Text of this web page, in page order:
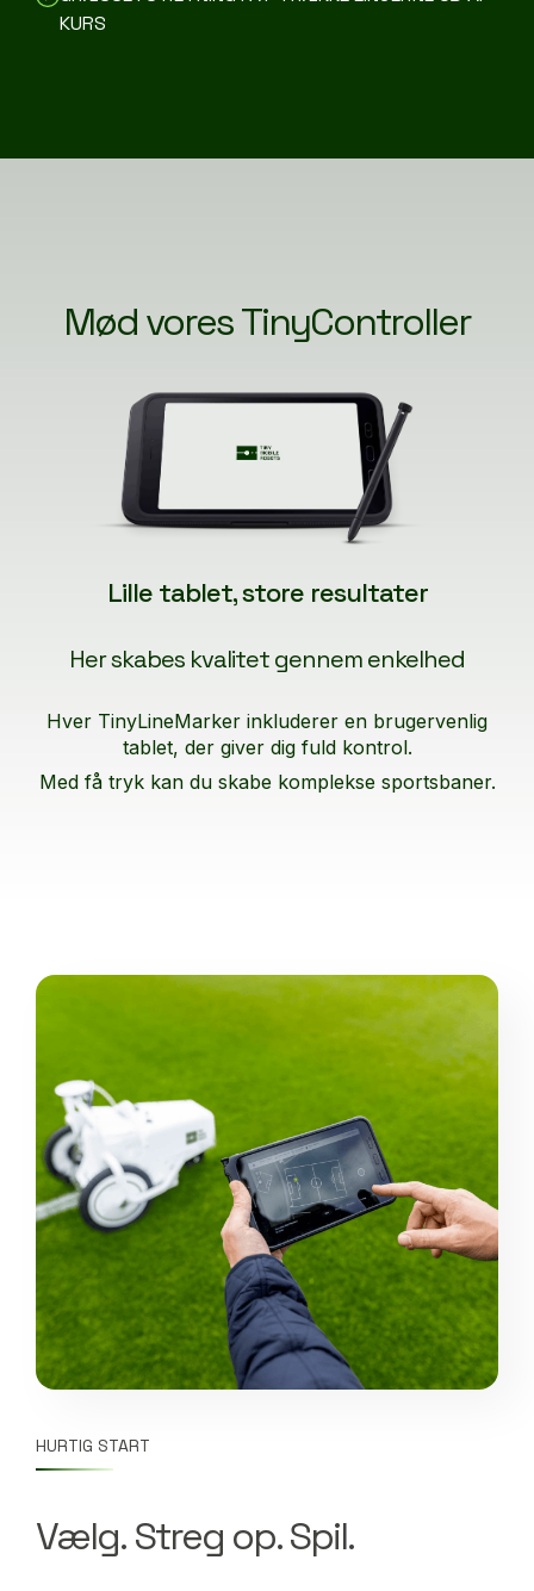
KURS
Mød vores TinyController
Lille tablet, store resultater
Her skabes kvalitet gennem enkelhed
Hver TinyLineMarker inkluderer en brugervenlig
tablet, der giver dig fuld kontrol.
Med få tryk kan du skabe komplekse sportsbaner.
HURTIG START
Vælg. Streg op. Spil.